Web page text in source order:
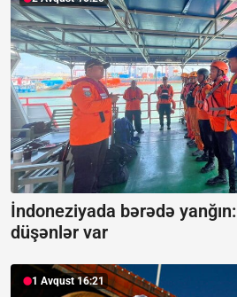
İndoneziyada bərədə yanğın:
düşənlər var
1 Avqust 16:21